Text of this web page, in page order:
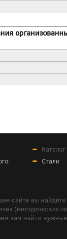
Стали
сайте вы
(методических
вам найти